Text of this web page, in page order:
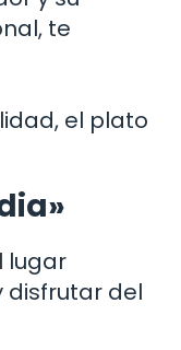
te
el plato
lugar
disfrutar del